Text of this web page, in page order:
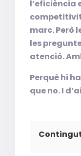
l’eficiència
marc. Però
les
atenció.
Perquè hi
que no. I